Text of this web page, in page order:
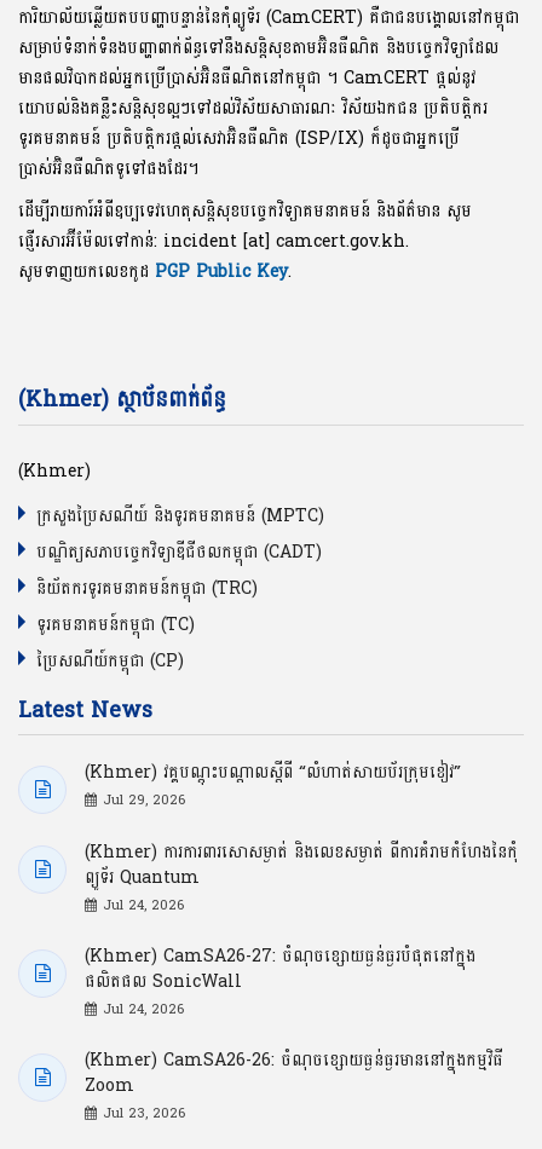
ការិយាល័យឆ្លើយតបបញ្ហាបន្ទាន់នៃកុំព្យូទ័រ (CamCERT) គឺជាជនបង្គោលនៅកម្ពុជា
សម្រាប់ទំនាក់ទំនងបញ្ហាពាក់ព័ន្ធទៅនឹងសន្តិសុខតាមអ៊ិនធឺណិត និងបច្ចេកវិទ្យាដែល
មានផលវិបាកដល់អ្នកប្រើប្រាស់អ៊ិនធឺណិតនៅកម្ពុជា ។ CamCERT ផ្តល់នូវ
យោបល់និងគន្លឹះសន្តិសុខល្អៗទៅដល់វិស័យសាធារណៈ វិស័យឯកជន ប្រតិបត្តិករ
ទូរគមនាគមន៍ ប្រតិបត្តិករផ្តល់សេវាអ៊ិនធឺណិត (ISP/IX) ក៏ដូចជាអ្នកប្រើ
ប្រាស់អ៊ិនធឺណិតទូទៅផងដែរ។
ដើម្បីរាយការ៍អំពីឧប្បទេវហេតុសន្តិសុខបច្ចេកវិទ្យាគមនាគមន៍ និងព័ត៌មាន សូម
ផ្ញើរសារអ៊ីម៉ែលទៅកាន់: incident [at] camcert.gov.kh.
សូមទាញយកលេខកូដ PGP Public Key.
(Khmer) ស្ថាប័នពាក់ព័ន្ធ
(Khmer)
ក្រសួងប្រៃសណីយ៍ និងទូរគមនាគមន៍ (MPTC)
បណ្ឌិត្យសភាបច្ចេកវិទ្យាឌីជីថលកម្ពុជា (CADT)
និយ័តករទូរគមនាគមន៍កម្ពុជា (TRC)
ទូរគមនាគមន៍កម្ពុជា (TC)
ប្រៃសណីយ៍កម្ពុជា (CP)
Latest News
(Khmer) វគ្គបណ្ដុះបណ្ដាលស្ដីពី “លំហាត់សាយប័រក្រុមខៀវ”
Jul 29, 2026
(Khmer) ការការពារសោសម្ងាត់ និងលេខសម្ងាត់ ពីការគំរាមកំហែងនៃកុំ
ព្យូទ័រ Quantum
Jul 24, 2026
(Khmer) CamSA26-27: ចំណុចខ្សោយធ្ងន់ធ្ងរបំផុតនៅក្នុង
ផលិតផល SonicWall
Jul 24, 2026
(Khmer) CamSA26-26: ចំណុចខ្សោយធ្ងន់ធ្ងរមាននៅក្នុងកម្មវិធី
Zoom
Jul 23, 2026